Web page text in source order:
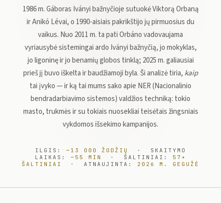
1986 m. Gáboras Iványi bažnyčioje sutuokė Viktorą Orbaną
ir Anikó Lévai, o 1990-aisiais pakrikštijo jų pirmuosius du
vaikus. Nuo 2011 m. ta pati Orbáno vadovaujama
vyriausybė sistemingai ardo Iványi bažnyčią, jo mokyklas,
jo ligoninę ir jo benamių globos tinklą; 2025 m. galiausiai
prieš jį buvo iškelta ir baudžiamoji byla. Ši analizė tiria, kaip
tai įvyko — ir ką tai mums sako apie NER (Nacionalinio
bendradarbiavimo sistemos) valdžios techniką: tokio
masto, trukmės ir su tokiais nuosekliai teisėtais žingsniais
vykdomos išsekimo kampanijos.
ILGIS: ~13 000 ŽODŽIŲ
· SKAITYMO
LAIKAS: ~55 MIN · ŠALTINIAI: 57+
ŠALTINIAI
· ATNAUJINTA: 2026 M. GEGUŽĖ